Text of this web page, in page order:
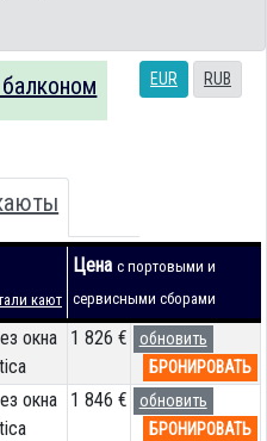
EUR RUB
кают
Цена с портовыми и
сервисными сборами
окна
1 826 €
обновить
БРОНИРОВАТЬ
окна
1 846 €
обновить
БРОНИРОВАТЬ